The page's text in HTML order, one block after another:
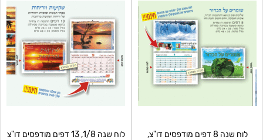
לוח שנה 8 דפים מודפסים דו"צ,
לוח שנה 1/8, 13 דפים מודפסים דו"צ